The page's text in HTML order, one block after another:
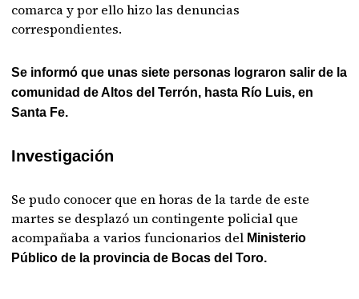
comarca y por ello hizo las denuncias
correspondientes.
Se informó que unas siete personas lograron salir de la
comunidad de Altos del Terrón, hasta Río Luis, en
Santa Fe.
Investigación
Se pudo conocer que en horas de la tarde de este
martes se desplazó un contingente policial que
acompañaba a varios funcionarios del Ministerio
Público de la provincia de Bocas del Toro.